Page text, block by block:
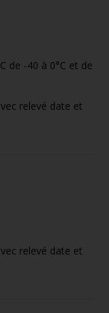
de -40 à 0°C et de
relevé date et
relevé date et